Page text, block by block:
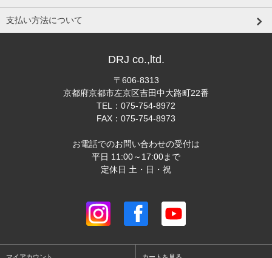
支払い方法について
DRJ co.,ltd.
〒606-8313
京都府京都市左京区吉田中大路町22番
TEL：075-754-8972
FAX：075-754-8973
お電話でのお問い合わせの受付は
平日 11:00～17:00まで
定休日 土・日・祝